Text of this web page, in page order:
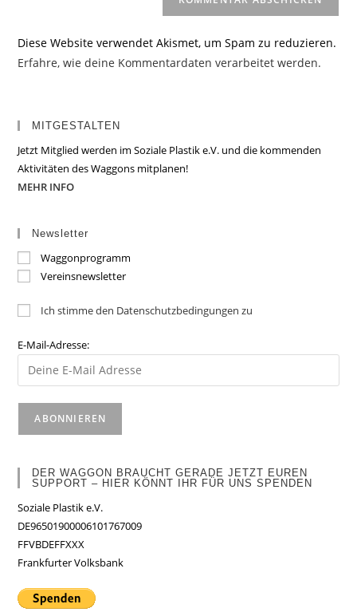
Diese Website verwendet Akismet, um Spam zu reduzieren.
Erfahre, wie deine Kommentardaten verarbeitet werden.
MITGESTALTEN
Jetzt Mitglied werden im Soziale Plastik e.V. und die kommenden
Aktivitäten des Waggons mitplanen!
MEHR INFO
Newsletter
Waggonprogramm
Vereinsnewsletter
Ich stimme den Datenschutzbedingungen zu
E-Mail-Adresse:
DER WAGGON BRAUCHT GERADE JETZT EUREN
SUPPORT – HIER KÖNNT IHR FÜR UNS SPENDEN
Soziale Plastik e.V.
DE96501900006101767009
FFVBDEFFXXX
Frankfurter Volksbank